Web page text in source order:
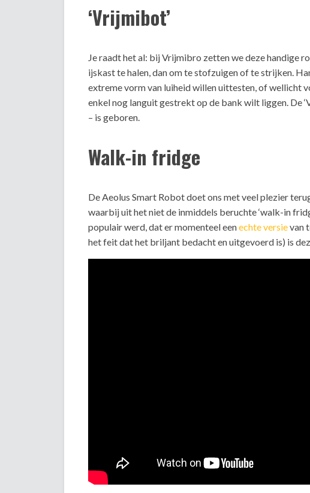
‘Vrijmibot’
Je raadt het al: bij Vrijmibro zetten we deze handige
ijskast te halen, dan om te stofzuigen of te strijken.
extreme vorm van luiheid willen uittesten, of wellicht
enkel nog languit gestrekt op de bank wilt liggen. De
– is geboren.
Walk-in fridge
De Aeolus Smart Robot doet ons met veel plezier
waarbij uit het niet de inmiddels beruchte ‘walk-in
populair werd, dat er momenteel eenechte versievan
het feit dat het briljant bedacht en uitgevoerd is) is